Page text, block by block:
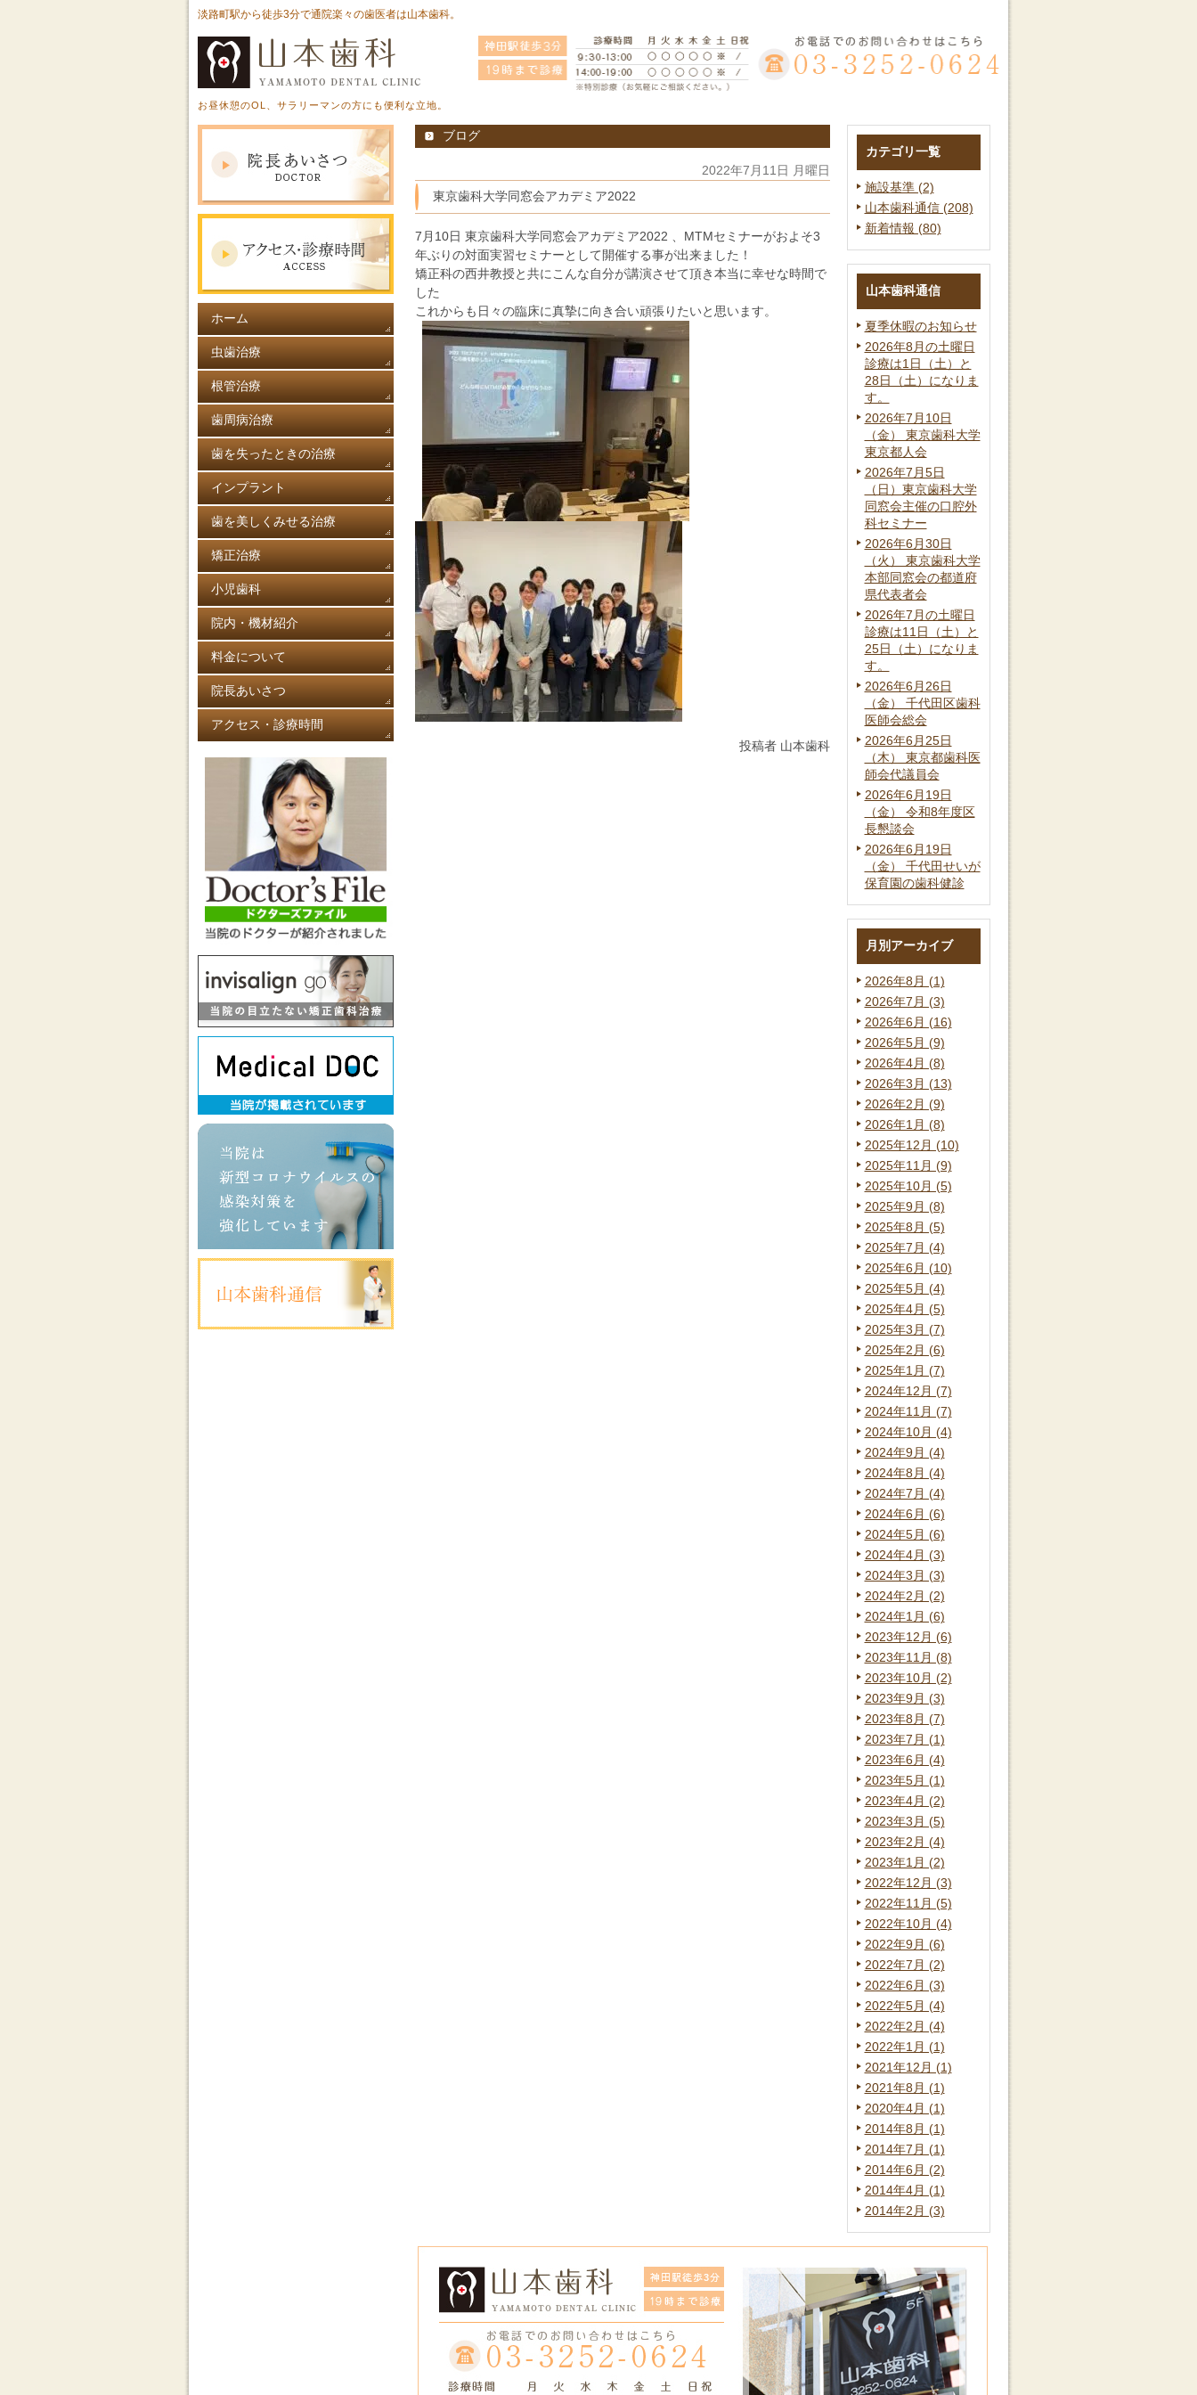
淡路町駅から徒歩3分で通院楽々の歯医者は山本歯科。
お昼休憩のOL、サラリーマンの方にも便利な立地。
ブログ
2022年7月11日 月曜日
東京歯科大学同窓会アカデミア2022
7月10日 東京歯科大学同窓会アカデミア2022 、MTMセミナーがおよそ3
年ぶりの対面実習セミナーとして開催する事が出来ました！
矯正科の西井教授と共にこんな自分が講演させて頂き本当に幸せな時間で
した
これからも日々の臨床に真摯に向き合い頑張りたいと思います。
投稿者 山本歯科
カテゴリ一覧
施設基準 (2)
山本歯科通信 (208)
新着情報 (80)
山本歯科通信
夏季休暇のお知らせ
2026年8月の土曜日
診療は1日（土）と
28日（土）になりま
す。
2026年7月10日
（金） 東京歯科大学
東京都人会
2026年7月5日
（日）東京歯科大学
同窓会主催の口腔外
科セミナー
2026年6月30日
（火） 東京歯科大学
本部同窓会の都道府
県代表者会
2026年7月の土曜日
診療は11日（土）と
25日（土）になりま
す。
2026年6月26日
（金） 千代田区歯科
医師会総会
2026年6月25日
（木） 東京都歯科医
師会代議員会
2026年6月19日
（金） 令和8年度区
長懇談会
2026年6月19日
（金） 千代田せいが
保育園の歯科健診
月別アーカイブ
2026年8月 (1)
2026年7月 (3)
2026年6月 (16)
2026年5月 (9)
2026年4月 (8)
2026年3月 (13)
2026年2月 (9)
2026年1月 (8)
2025年12月 (10)
2025年11月 (9)
2025年10月 (5)
2025年9月 (8)
2025年8月 (5)
2025年7月 (4)
2025年6月 (10)
2025年5月 (4)
2025年4月 (5)
2025年3月 (7)
2025年2月 (6)
2025年1月 (7)
2024年12月 (7)
2024年11月 (7)
2024年10月 (4)
2024年9月 (4)
2024年8月 (4)
2024年7月 (4)
2024年6月 (6)
2024年5月 (6)
2024年4月 (3)
2024年3月 (3)
2024年2月 (2)
2024年1月 (6)
2023年12月 (6)
2023年11月 (8)
2023年10月 (2)
2023年9月 (3)
2023年8月 (7)
2023年7月 (1)
2023年6月 (4)
2023年5月 (1)
2023年4月 (2)
2023年3月 (5)
2023年2月 (4)
2023年1月 (2)
2022年12月 (3)
2022年11月 (5)
2022年10月 (4)
2022年9月 (6)
2022年7月 (2)
2022年6月 (3)
2022年5月 (4)
2022年2月 (4)
2022年1月 (1)
2021年12月 (1)
2021年8月 (1)
2020年4月 (1)
2014年8月 (1)
2014年7月 (1)
2014年6月 (2)
2014年4月 (1)
2014年2月 (3)
ホーム
虫歯治療
根管治療
歯周病治療
歯を失ったときの治療
インプラント
歯を美しくみせる治療
矯正治療
小児歯科
院内・機材紹介
料金について
院長あいさつ
アクセス・診療時間